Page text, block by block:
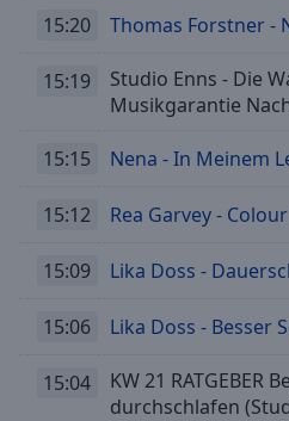
Subtitles
subtitles
settings,
subtitles
dialog
off,
Audio
15:20 Thomas Forstner -
15:19
Studio Enns - Die
Musikgarantie
15:15 Nena - In Meinem
15:12 Rea Garvey -
15:09 Lika Doss -
15:06 Lika Doss - Besser
15:04
KW 21 RATGEBER
durchschlafen